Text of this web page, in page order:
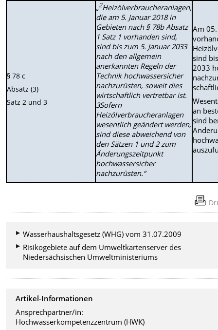
§ 78 c
Absatz (3)
Satz 2 und 3
„2Heizölverbraucheranlagen,
die am 5. Januar 2018 in
Gebieten nach § 78b Absatz
1 Satz 1 vorhanden sind,
sind bis zum 5. Januar 2033
nach den allgemein
anerkannten Regeln der
Technik hochwassersicher
nachzurüsten, soweit dies
wirtschaftlich vertretbar ist.
3Sofern
Heizölverbraucheranlagen
wesentlich geändert werden,
sind diese abweichend von
den Sätzen 1 und 2 zum
Änderungszeitpunkt
hochwassersicher
nachzurüsten.“
Am
sind
2033
an
sind
Wasserhaushaltsgesetz (WHG) vom 31.07.2009
Risikogebiete auf dem Umweltkartenserver des
Niedersächsischen Umweltministeriums
Artikel-Informationen
Ansprechpartner/in:
Hochwasserkompetenzzentrum (HWK)